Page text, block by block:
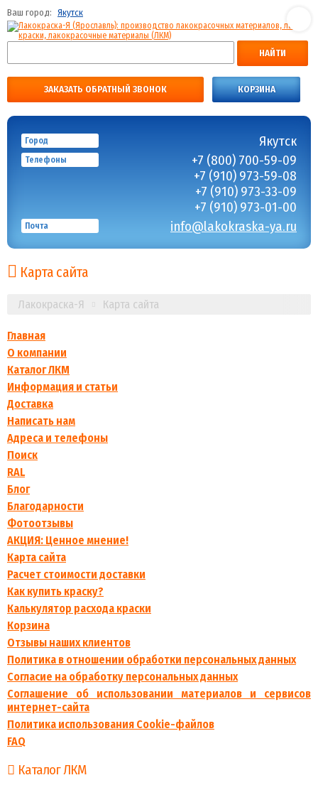
Ваш город: Якутск
НАЙТИ
ЗАКАЗАТЬ ОБРАТНЫЙ ЗВОНОК КОРЗИНА
Город Якутск
Телефоны
+7 (800) 700-59-09
+7 (910) 973-59-08
+7 (910) 973-33-09
+7 (910) 973-01-00
Почта info@lakokraska-ya.ru
Карта сайта
Лакокраска-Я Карта сайта
Главная
О компании
Каталог ЛКМ
Информация и статьи
Доставка
Написать нам
Адреса и телефоны
Поиск
RAL
Блог
Благодарности
Фотоотзывы
АКЦИЯ: Ценное мнение!
Карта сайта
Расчет стоимости доставки
Как купить краску?
Калькулятор расхода краски
Корзина
Отзывы наших клиентов
Политика в отношении обработки персональных данных
Согласие на обработку персональных данных
Соглашение об использовании материалов и сервисов
интернет-сайта
Политика использования Cookie-файлов
FAQ
Каталог ЛКМ